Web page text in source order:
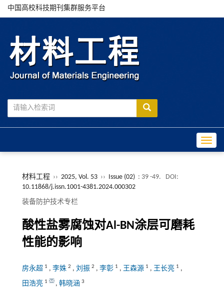
中国高校科技期刊集群服务平台
材料工程 ›› 2025, Vol. 53 ›› Issue (02) : 39 -49.
DOI:
10.11868/j.issn.1001-4381.2024.000302
装备防护技术专栏
酸性盐雾腐蚀对Al-BN涂层可磨耗
性能的影响
房永超 1 , 李姝 2 , 刘振 2 , 李彰 1 , 王森源 1 , 王长亮 1 ,
田浩亮 1 , 韩晓涵 3